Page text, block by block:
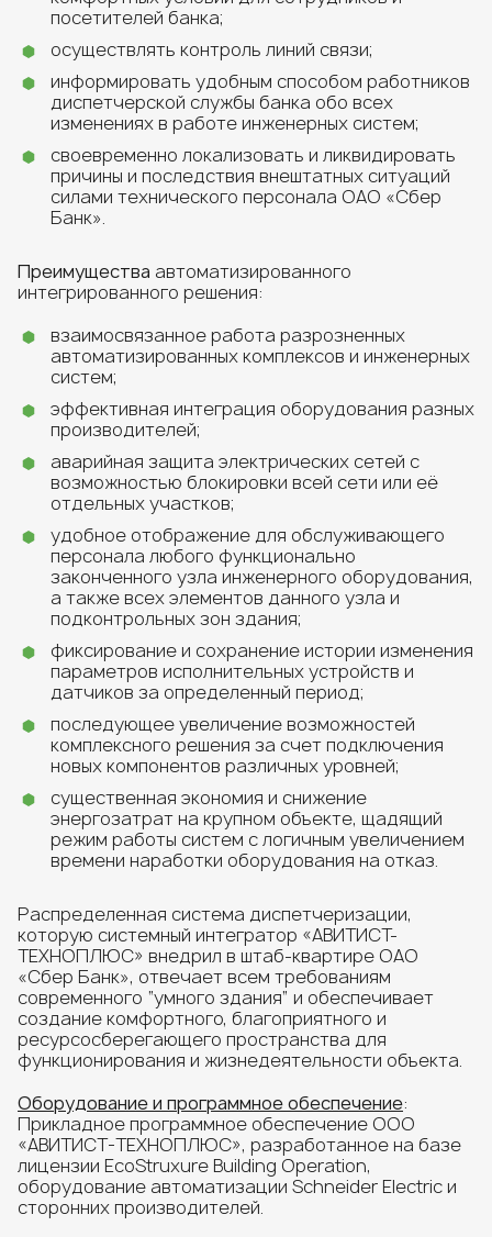
посетителей банка;
осуществлять контроль линий связи;
информировать удобным способом работников
диспетчерской службы банка обо всех
изменениях в работе инженерных систем;
своевременно локализовать и ликвидировать
причины и последствия внештатных ситуаций
силами технического персонала ОАО «Сбер
Банк».
Преимущества автоматизированного
интегрированного решения:
взаимосвязанное работа разрозненных
автоматизированных комплексов и инженерных
систем;
эффективная интеграция оборудования разных
производителей;
аварийная защита электрических сетей с
возможностью блокировки всей сети или её
отдельных участков;
удобное отображение для обслуживающего
персонала любого функционально
законченного узла инженерного оборудования,
а также всех элементов данного узла и
подконтрольных зон здания;
фиксирование и сохранение истории изменения
параметров исполнительных устройств и
датчиков за определенный период;
последующее увеличение возможностей
комплексного решения за счет подключения
новых компонентов различных уровней;
существенная экономия и снижение
энергозатрат на крупном объекте, щадящий
режим работы систем с логичным увеличением
времени наработки оборудования на отказ.
Распределенная система диспетчеризации,
которую системный интегратор «АВИТИСТ-
ТЕХНОПЛЮС» внедрил в штаб-квартире ОАО
«Сбер Банк», отвечает всем требованиям
современного “умного здания” и обеспечивает
создание комфортного, благоприятного и
ресурсосберегающего пространства для
функционирования и жизнедеятельности объекта.
Оборудование и программное обеспечение:
Прикладное программное обеспечение ООО
«АВИТИСТ-ТЕХНОПЛЮС», разработанное на базе
лицензии EcoStruxure Building Operation,
оборудование автоматизации Schneider Electric и
сторонних производителей.